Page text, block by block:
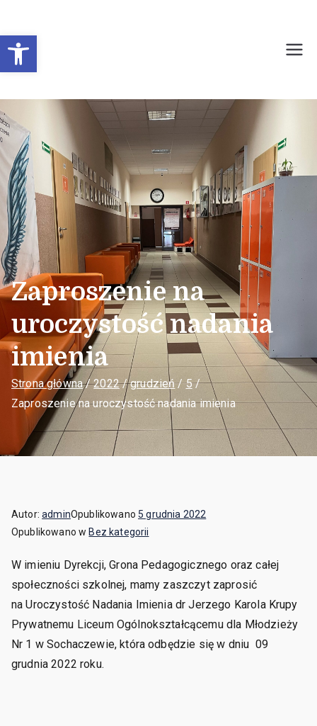
Otwórz pasek narzędzi
Młodzieży Nr 1 w
Sochaczewie
Zaproszenie na
uroczystość nadania
imienia
Strona główna 2022 grudzień
5
Zaproszenie na uroczystość nadania imienia
Autor:adminOpublikowano 5 grudnia 2022
Opublikowano w Bez kategorii
W imieniu Dyrekcji, Grona Pedagogicznego oraz całej
społeczności szkolnej, mamy zaszczyt zaprosić
na Uroczystość Nadania Imienia dr Jerzego Karola Krupy
Prywatnemu Liceum Ogólnokształcącemu dla Młodzieży
Nr 1 w Sochaczewie, która odbędzie się w dniu 09
grudnia 2022 roku.